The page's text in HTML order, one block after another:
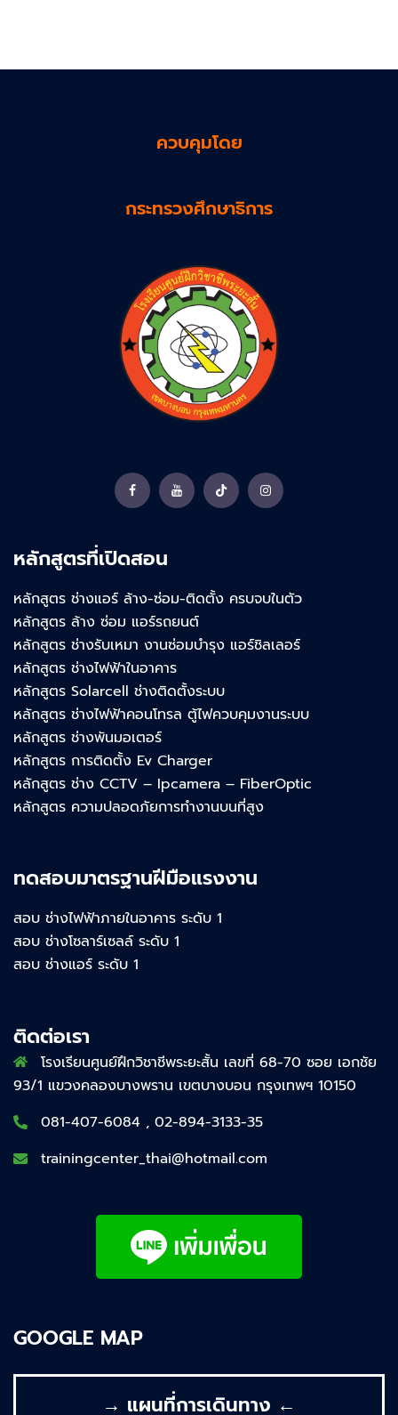
ควบคุมโดย
กระทรวงศึกษาธิการ
FacebookYouTubeTikTokInstagram
หลักสูตรที่เปิดสอน
หลักสูตร ช่างแอร์ ล้าง-ซ่อม-ติดตั้ง ครบจบในตัว
หลักสูตร ล้าง ซ่อม แอร์รถยนต์
หลักสูตร ช่างรับเหมา งานซ่อมบำรุง แอร์ชิลเลอร์
หลักสูตร ช่างไฟฟ้าในอาคาร
หลักสูตร Solarcell ช่างติดตั้งระบบ
หลักสูตร ช่างไฟฟ้าคอนโทรล ตู้ไฟควบคุมงานระบบ
หลักสูตร ช่างพันมอเตอร์
หลักสูตร การติดตั้ง Ev Charger
หลักสูตร ช่าง CCTV – Ipcamera – FiberOptic
หลักสูตร ความปลอดภัยการทำงานบนที่สูง
ทดสอบมาตรฐานฝีมือแรงงาน
สอบ ช่างไฟฟ้าภายในอาคาร ระดับ 1
สอบ ช่างโซลาร์เซลล์ ระดับ 1
สอบ ช่างแอร์ ระดับ 1
ติดต่อเรา
โรงเรียนศูนย์ฝึกวิชาชีพระยะสั้น เลขที่ 68-70 ซอย เอกชัย
93/1 แขวงคลองบางพราน เขตบางบอน กรุงเทพฯ 10150
081-407-6084 , 02-894-3133-35
trainingcenter_thai@hotmail.com
GOOGLE MAP
→ แผนที่การเดินทาง ←